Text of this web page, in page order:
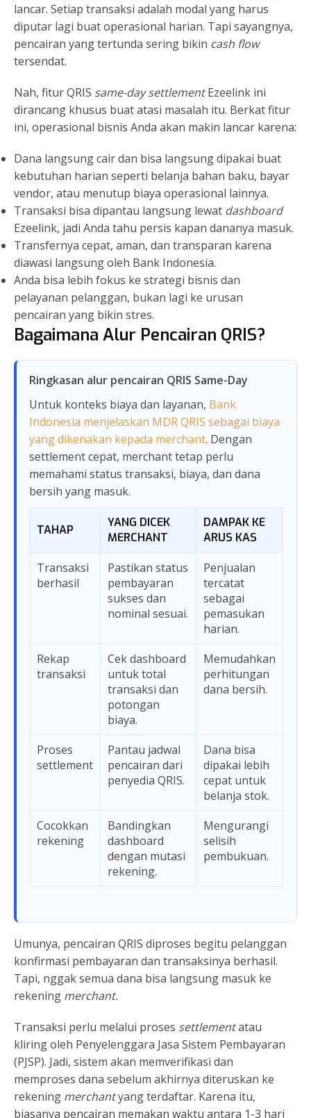
lancar. Setiap transaksi adalah modal yang harus
diputar lagi buat operasional harian. Tapi sayangnya,
pencairan yang tertunda sering bikin cash flow
tersendat.
Nah, fitur QRIS same-day settlementEzeelink ini
dirancang khusus buat atasi masalah itu. Berkat fitur
ini, operasional bisnis Anda akan makin lancar karena:
Dana langsung cair dan bisa langsung dipakai buat
kebutuhan harian seperti belanja bahan baku, bayar
vendor, atau menutup biaya operasional lainnya.
Transaksi bisa dipantau langsung lewat dashboard
Ezeelink, jadi Anda tahu persis kapan dananya masuk.
Transfernya cepat, aman, dan transparan karena
diawasi langsung oleh Bank Indonesia.
Anda bisa lebih fokus ke strategi bisnis dan
pelayanan pelanggan, bukan lagi ke urusan
pencairan yang bikin stres.
Bagaimana Alur Pencairan QRIS?
Ringkasan alur pencairan QRIS Same-Day
Untuk konteks biaya dan layanan, Bank
Indonesia menjelaskan MDR QRIS sebagai biaya
yang dikenakan kepada merchant. Dengan
settlement cepat, merchant tetap perlu
memahami status transaksi, biaya, dan dana
bersih yang masuk.
TAHAP
YANG DICEK
MERCHANT
DAMPAK KE
ARUS KAS
Transaksi
berhasil
Pastikan status
pembayaran
sukses dan
nominal sesuai.
Penjualan
tercatat
sebagai
pemasukan
harian.
Rekap
transaksi
Cek dashboard
untuk total
transaksi dan
potongan
biaya.
Memudahkan
perhitungan
dana bersih.
Proses
settlement
Pantau jadwal
pencairan dari
penyedia QRIS.
Dana bisa
dipakai lebih
cepat untuk
belanja stok.
Cocokkan
rekening
Bandingkan
dashboard
dengan mutasi
rekening.
Mengurangi
selisih
pembukuan.
Umunya, pencairan QRIS diproses begitu pelanggan
konfirmasi pembayaran dan transaksinya berhasil.
Tapi, nggak semua dana bisa langsung masuk ke
rekening merchant.
Transaksi perlu melalui proses settlementatau
kliring oleh Penyelenggara Jasa Sistem Pembayaran
(PJSP). Jadi, sistem akan memverifikasi dan
memproses dana sebelum akhirnya diteruskan ke
rekening merchantyang terdaftar. Karena itu,
biasanya pencairan memakan waktu antara 1-3 hari